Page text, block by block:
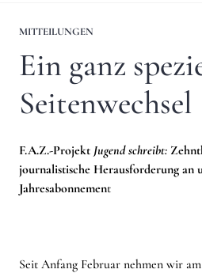
MITTEILUNGEN
Ein ganz
Seitenwechsel
F.A.Z.-Projekt Jugend schreibt:
journalistische Herausforderung an
Jahresabonnement
Seit Anfang Februar nehmen wir